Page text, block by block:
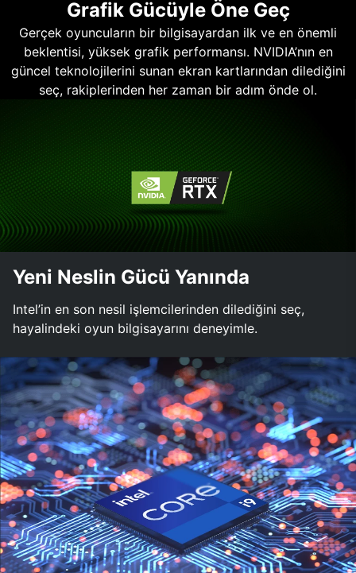
Grafik Gücüyle Öne Geç
Gerçek oyuncuların bir bilgisayardan ilk ve en önemli
beklentisi, yüksek grafik performansı. NVIDIA’nın en
güncel teknolojilerini sunan ekran kartlarından dilediğini
seç, rakiplerinden her zaman bir adım önde ol.
Yeni Neslin Gücü Yanında
Intel’in en son nesil işlemcilerinden dilediğini seç,
hayalindeki oyun bilgisayarını deneyimle.